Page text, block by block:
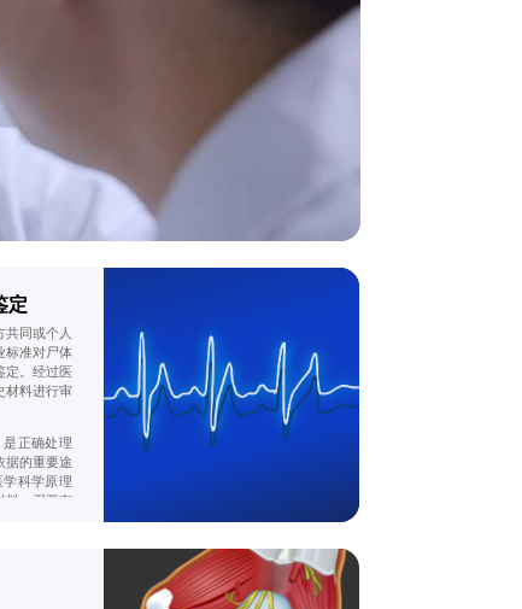
定
共同或个人
标准对尸体
定。经过医
材料进行审
正确处理
据的重要途
科学原理
料，召开有